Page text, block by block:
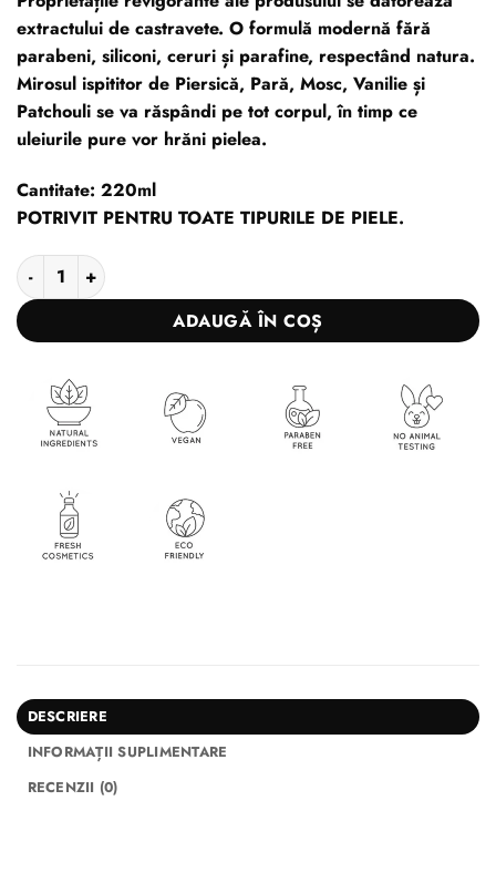
extractului de castravete. O formulă modernă fără
parabeni, siliconi, ceruri și parafine, respectând natura.
Mirosul ispititor de Piersică, Pară, Mosc, Vanilie și
Patchouli se va răspândi pe tot corpul, în timp ce
uleiurile pure vor hrăni pielea.
Cantitate: 220ml
POTRIVIT PENTRU TOATE TIPURILE DE PIELE.
Cantitate BODY CREAM GREEN HAZE
ADAUGĂ ÎN COȘ
DESCRIERE
INFORMAȚII SUPLIMENTARE
RECENZII (0)